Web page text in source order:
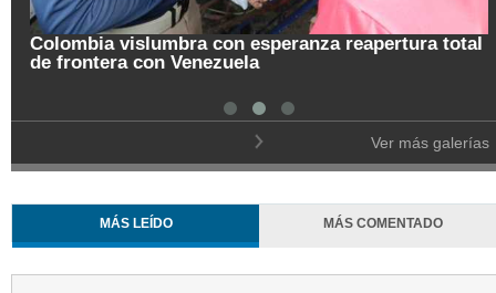
Colombia vislumbra con esperanza reapertura total
de frontera con Venezuela
Ver más galerías
MÁS LEÍDO MÁS COMENTADO